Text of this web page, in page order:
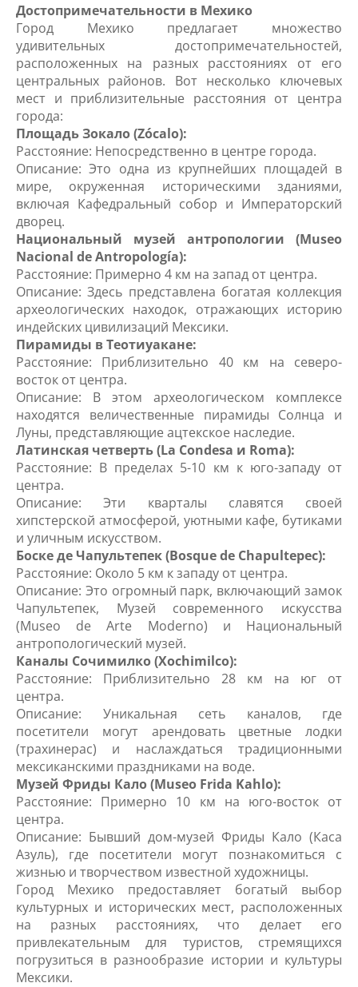
Достопримечательности в Мехико
Город Мехико предлагает множество
удивительных достопримечательностей,
расположенных на разных расстояниях от его
центральных районов. Вот несколько ключевых
мест и приблизительные расстояния от центра
города:
Площадь Зокало (Zócalo):
Расстояние: Непосредственно в центре города.
Описание: Это одна из крупнейших площадей в
мире, окруженная историческими зданиями,
включая Кафедральный собор и Императорский
дворец.
Национальный музей антропологии (Museo
Nacional de Antropología):
Расстояние: Примерно 4 км на запад от центра.
Описание: Здесь представлена богатая коллекция
археологических находок, отражающих историю
индейских цивилизаций Мексики.
Пирамиды в Теотиуакане:
Расстояние: Приблизительно 40 км на северо-
восток от центра.
Описание: В этом археологическом комплексе
находятся величественные пирамиды Солнца и
Луны, представляющие ацтекское наследие.
Латинская четверть (La Condesa и Roma):
Расстояние: В пределах 5-10 км к юго-западу от
центра.
Описание: Эти кварталы славятся своей
хипстерской атмосферой, уютными кафе, бутиками
и уличным искусством.
Боске де Чапультепек (Bosque de Chapultepec):
Расстояние: Около 5 км к западу от центра.
Описание: Это огромный парк, включающий замок
Чапультепек, Музей современного искусства
(Museo de Arte Moderno) и Национальный
антропологический музей.
Каналы Сочимилко (Xochimilco):
Расстояние: Приблизительно 28 км на юг от
центра.
Описание: Уникальная сеть каналов, где
посетители могут арендовать цветные лодки
(трахинерас) и наслаждаться традиционными
мексиканскими праздниками на воде.
Музей Фриды Кало (Museo Frida Kahlo):
Расстояние: Примерно 10 км на юго-восток от
центра.
Описание: Бывший дом-музей Фриды Кало (Каса
Азуль), где посетители могут познакомиться с
жизнью и творчеством известной художницы.
Город Мехико предоставляет богатый выбор
культурных и исторических мест, расположенных
на разных расстояниях, что делает его
привлекательным для туристов, стремящихся
погрузиться в разнообразие истории и культуры
Мексики.